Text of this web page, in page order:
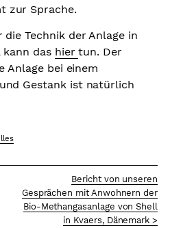
zur Sprache.
Technik der Anlage in
das hiertun. Der
Anlage bei einem
Gestank ist natürlich
Bericht von unseren
Gesprächen mit Anwohnern der
Bio-Methangasanlage von Shell
in Kvaers, Dänemark >